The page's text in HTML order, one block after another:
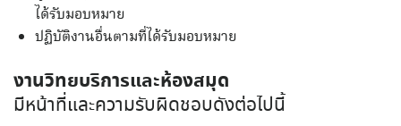
ได้รับมอบหมาย
ปฏิบัติงานอื่นตามที่ได้รับมอบหมาย
งานวิทยบริการและห้องสมุด
มีหน้าที่และความรับผิดชอบดังต่อไปนี้